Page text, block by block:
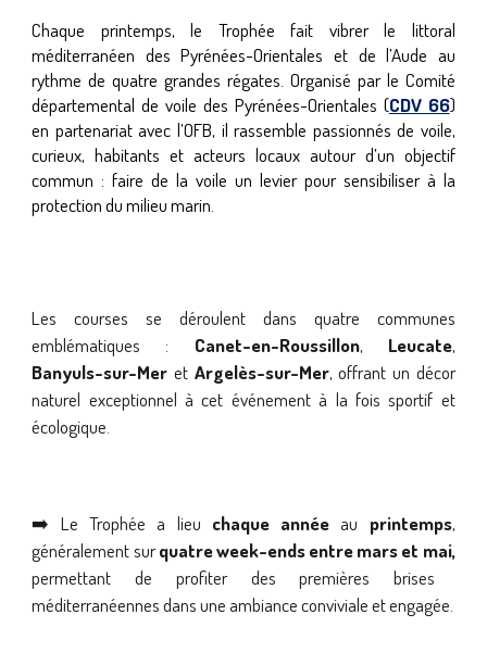
Chaque printemps, le Trophée fait vibrer le littoral
méditerranéen des Pyrénées-Orientales et de l’Aude au
rythme de quatre grandes régates. Organisé par le Comité
départemental de voile des Pyrénées-Orientales (CDV 66)
en partenariat avec l’OFB, il rassemble passionnés de voile,
curieux, habitants et acteurs locaux autour d’un objectif
commun : faire de la voile un levier pour sensibiliser à la
protection du milieu marin.
Les courses se déroulent dans quatre communes
emblématiques : Canet-en-Roussillon, Leucate,
Banyuls-sur-Mer et Argelès-sur-Mer, offrant un décor
naturel exceptionnel à cet événement à la fois sportif et
écologique.
➡️ Le Trophée a lieu chaque année au printemps,
généralement surquatre week-ends entre mars et mai,
permettant de profiter des premières brises
méditerranéennes dans une ambiance conviviale et engagée.